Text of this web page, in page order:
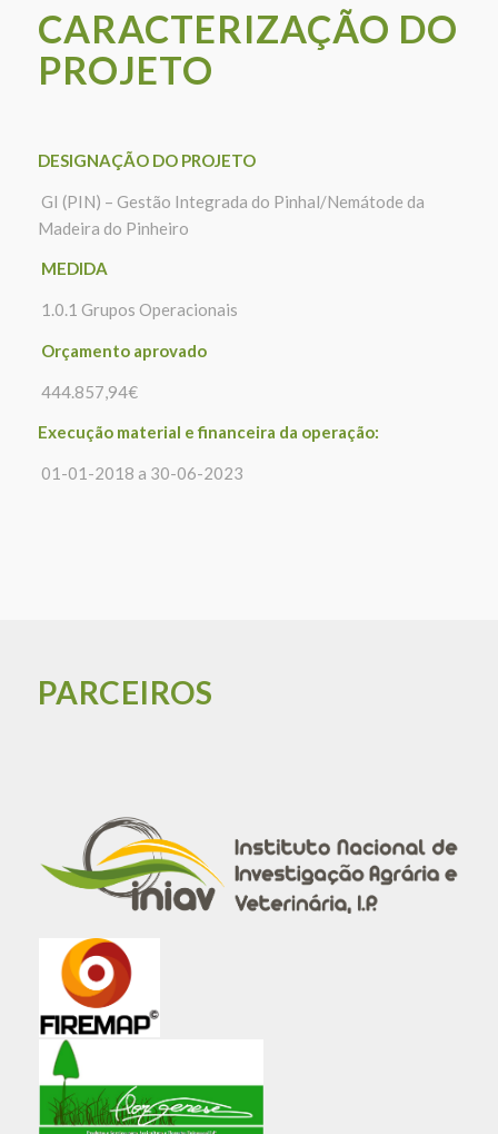
CARACTERIZAÇÃO DO
PROJETO
DESIGNAÇÃO DO PROJETO
GI (PIN) – Gestão Integrada do Pinhal/Nemátode da
Madeira do Pinheiro
MEDIDA
1.0.1 Grupos Operacionais
Orçamento aprovado
444.857,94€
Execução material e financeira da operação:
01-01-2018 a 30-06-2023
PARCEIROS